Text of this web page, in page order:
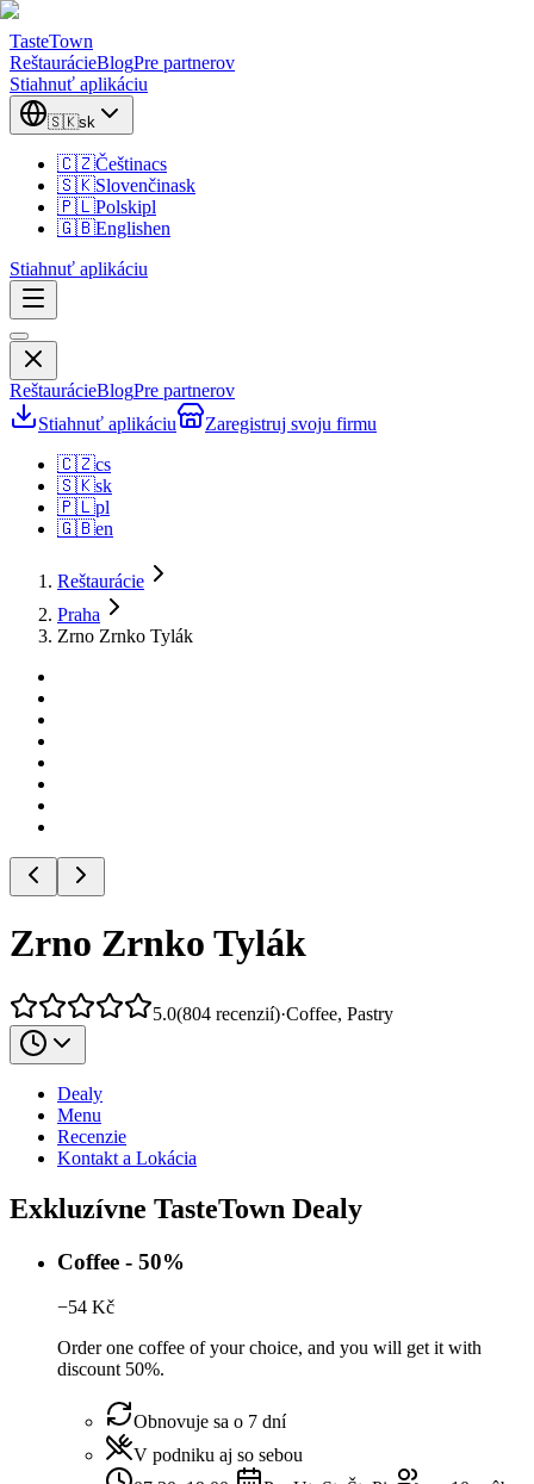
TasteTown
ReštaurácieBlogPre partnerov
Stiahnuť aplikáciu
🇸🇰sk
🇨🇿Češtinacs
🇸🇰Slovenčinask
🇵🇱Polskipl
🇬🇧Englishen
Stiahnuť aplikáciu
ReštaurácieBlogPre partnerov
Stiahnuť aplikáciu
Zaregistruj svoju firmu
🇨🇿cs
🇸🇰sk
🇵🇱pl
🇬🇧en
Reštaurácie
Praha
Zrno Zrnko Tylák
Zrno Zrnko Tylák
5.0(804 recenzií)·Coffee, Pastry
Dealy
Menu
Recenzie
Kontakt a Lokácia
Exkluzívne TasteTown Dealy
Coffee - 50%
−54 Kč
Order one coffee of your choice, and you will get it with
discount 50%.
Obnovuje sa o 7 dní
V podniku aj so sebou